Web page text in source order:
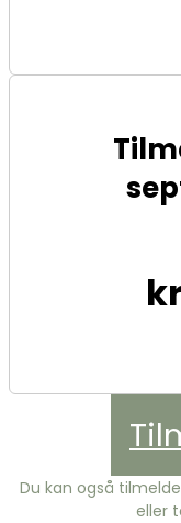
Du kan også
eller